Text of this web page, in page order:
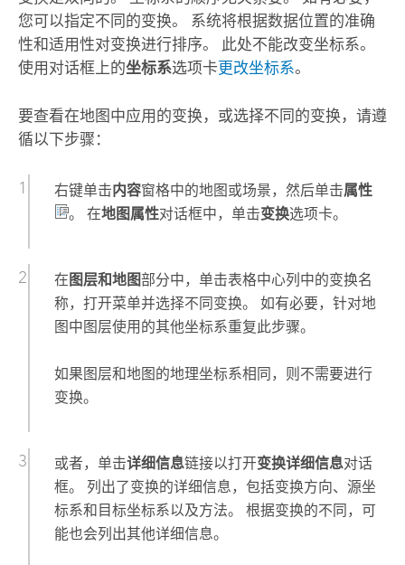
您可以指定不同的变换。 系统将根据数据位置的准确
性和适用性对变换进行排序。 此处不能改变坐标系。
使用对话框上的坐标系选项卡更改坐标系。
要查看在地图中应用的变换，或选择不同的变换，请遵
循以下步骤：
右键单击内容窗格中的地图或场景，然后单击属性
。 在地图属性对话框中，单击变换选项卡。
在 图层和地图部分中，单击表格中心列中的变换名
称，打开菜单并选择不同变换。 如有必要，针对地
图中图层使用的其他坐标系重复此步骤。
如果图层和地图的地理坐标系相同，则不需要进行
变换。
或者，单击详细信息链接以打开变换详细信息对话
框。 列出了变换的详细信息，包括变换方向、源坐
标系和目标坐标系以及方法。 根据变换的不同，可
能也会列出其他详细信息。